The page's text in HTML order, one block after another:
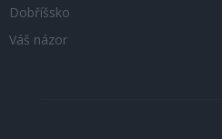
Dobříšsko
Váš názor